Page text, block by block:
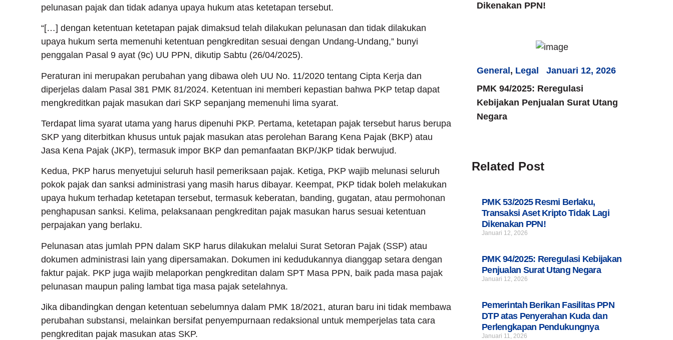
pelunasan pajak dan tidak adanya upaya hukum atas ketetapan tersebut.
“[…] dengan ketentuan ketetapan pajak dimaksud telah dilakukan pelunasan dan tidak dilakukan
upaya hukum serta memenuhi ketentuan pengkreditan sesuai dengan Undang-Undang,” bunyi
penggalan Pasal 9 ayat (9c) UU PPN, dikutip Sabtu (26/04/2025).
Peraturan ini merupakan perubahan yang dibawa oleh UU No. 11/2020 tentang Cipta Kerja dan
diperjelas dalam Pasal 381 PMK 81/2024. Ketentuan ini memberi kepastian bahwa PKP tetap dapat
mengkreditkan pajak masukan dari SKP sepanjang memenuhi lima syarat.
Terdapat lima syarat utama yang harus dipenuhi PKP. Pertama, ketetapan pajak tersebut harus berupa
SKP yang diterbitkan khusus untuk pajak masukan atas perolehan Barang Kena Pajak (BKP) atau
Jasa Kena Pajak (JKP), termasuk impor BKP dan pemanfaatan BKP/JKP tidak berwujud.
Kedua, PKP harus menyetujui seluruh hasil pemeriksaan pajak. Ketiga, PKP wajib melunasi seluruh
pokok pajak dan sanksi administrasi yang masih harus dibayar. Keempat, PKP tidak boleh melakukan
upaya hukum terhadap ketetapan tersebut, termasuk keberatan, banding, gugatan, atau permohonan
penghapusan sanksi. Kelima, pelaksanaan pengkreditan pajak masukan harus sesuai ketentuan
perpajakan yang berlaku.
Pelunasan atas jumlah PPN dalam SKP harus dilakukan melalui Surat Setoran Pajak (SSP) atau
dokumen administrasi lain yang dipersamakan. Dokumen ini kedudukannya dianggap setara dengan
faktur pajak. PKP juga wajib melaporkan pengkreditan dalam SPT Masa PPN, baik pada masa pajak
pelunasan maupun paling lambat tiga masa pajak setelahnya.
Jika dibandingkan dengan ketentuan sebelumnya dalam PMK 18/2021, aturan baru ini tidak membawa
perubahan substansi, melainkan bersifat penyempurnaan redaksional untuk memperjelas tata cara
pengkreditan pajak masukan atas SKP.
Dikenakan PPN!
General , Legal
Januari 12, 2026
PMK 94/2025: Reregulasi
Kebijakan Penjualan Surat Utang
Negara
Related Post
PMK 53/2025 Resmi Berlaku,
Transaksi Aset Kripto Tidak Lagi
Dikenakan PPN!
Januari 12, 2026
PMK 94/2025: Reregulasi Kebijakan
Penjualan Surat Utang Negara
Januari 12, 2026
Pemerintah Berikan Fasilitas PPN
DTP atas Penyerahan Kuda dan
Perlengkapan Pendukungnya
Januari 11, 2026